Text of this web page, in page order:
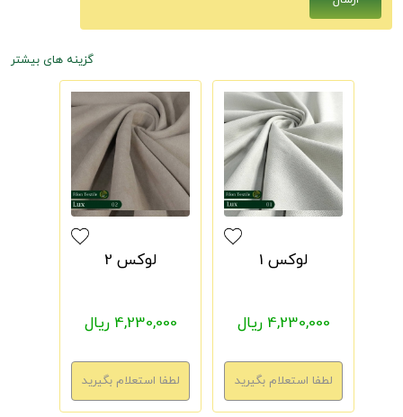
گزینه های بیشتر
لوکس 1
4,230,000 ریال
لوکس 2
4,230,000 ریال